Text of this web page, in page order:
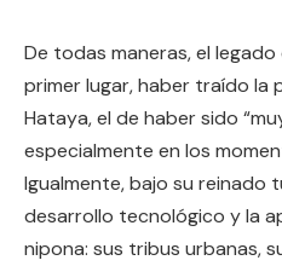
De todas maneras, el
primer lugar, haber traído la
Hataya, el de haber sido
especialmente en los
Igualmente, bajo su reinado
desarrollo tecnológico y la
nipona: sus tribus urbanas,